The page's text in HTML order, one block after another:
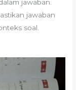
jawaban.
jawaban
soal.